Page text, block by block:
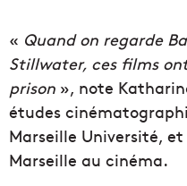
« Quand on regarde
Stillwater, ces films
prison », note
études
Marseille Université,
Marseille au cinéma.